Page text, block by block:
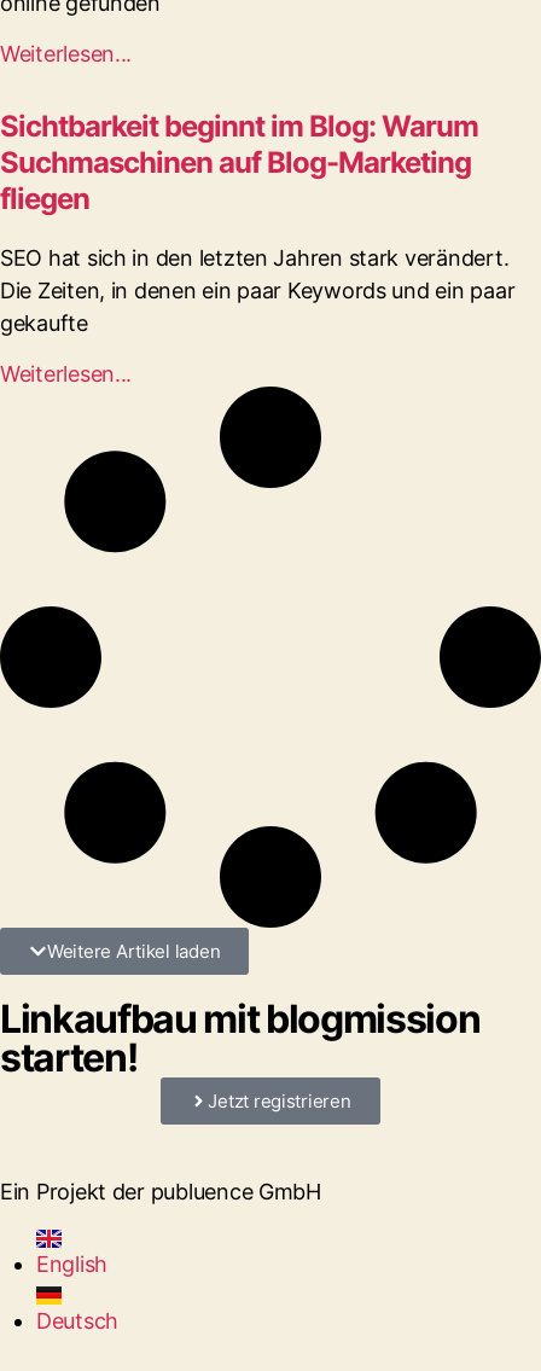
Weiterlesen...
Sichtbarkeit beginnt im Blog: Warum
Suchmaschinen auf Blog-Marketing
fliegen
SEO hat sich in den letzten Jahren stark verändert.
Die Zeiten, in denen ein paar Keywords und ein paar
gekaufte
Weiterlesen...
Weitere Artikel laden
Linkaufbau mit blogmission
starten!
Jetzt registrieren
Ein Projekt der publuence GmbH
English
Deutsch